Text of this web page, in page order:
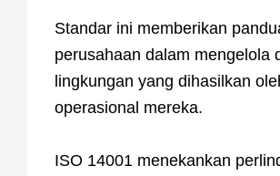
Standar ini memberikan
perusahaan dalam mengelola
lingkungan yang dihasilkan
operasional mereka.
ISO 14001 menekankan